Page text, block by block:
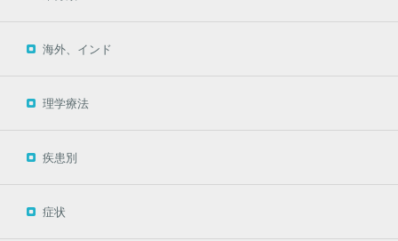
海外、インド
理学療法
疾患別
症状